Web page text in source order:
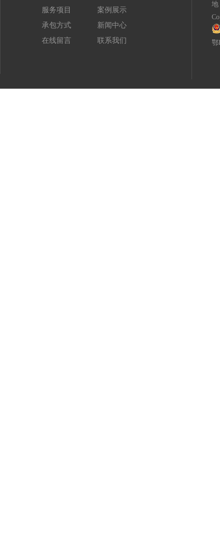
服务项目
案例展示
承包方式
新闻中心
在线留言
联系我们
地
鄂